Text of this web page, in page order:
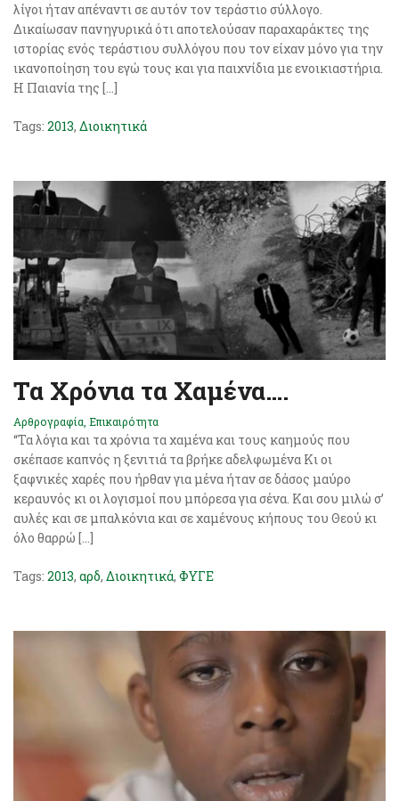
λίγοι ήταν απέναντι σε αυτόν τον τεράστιο σύλλογο.
Δικαίωσαν πανηγυρικά ότι αποτελούσαν παραχαράκτες της
ιστορίας ενός τεράστιου συλλόγου που τον είχαν μόνο για την
ικανοποίηση του εγώ τους και για παιχνίδια με ενοικιαστήρια.
Η Παιανία της […]
Tags: 2013, Διοικητικά
Τα Χρόνια τα Χαμένα….
Αρθρογραφία Επικαιρότητα
“Τα λόγια και τα χρόνια τα χαμένα και τους καημούς που
σκέπασε καπνός η ξενιτιά τα βρήκε αδελφωμένα Κι οι
ξαφνικές χαρές που ήρθαν για μένα ήταν σε δάσος μαύρο
κεραυνός κι οι λογισμοί που μπόρεσα για σένα. Και σου μιλώ σ’
αυλές και σε μπαλκόνια και σε χαμένους κήπους του Θεού κι
όλο θαρρώ […]
Tags: 2013, αρδ, Διοικητικά, ΦΥΓΕ